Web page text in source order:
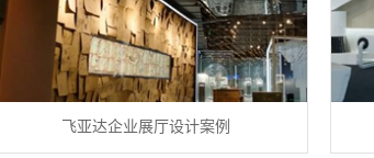
飞亚达企业展厅设计案例